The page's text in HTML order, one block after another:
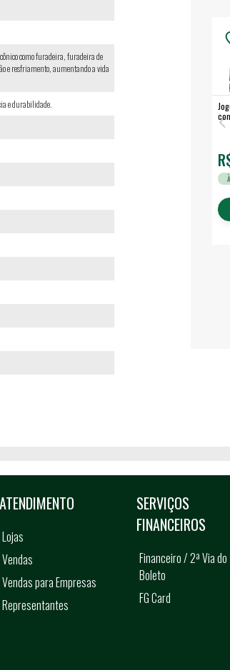
como furadeira, furadeira de
e resfriamento, aumentando a vida
e durabilidade.
ATENDIMENTO
Lojas
Vendas
Vendas para Empresas
Representantes
SERVIÇOS
FINANCEIROS
Financeiro / 2ª Via do
Boleto
FG Card